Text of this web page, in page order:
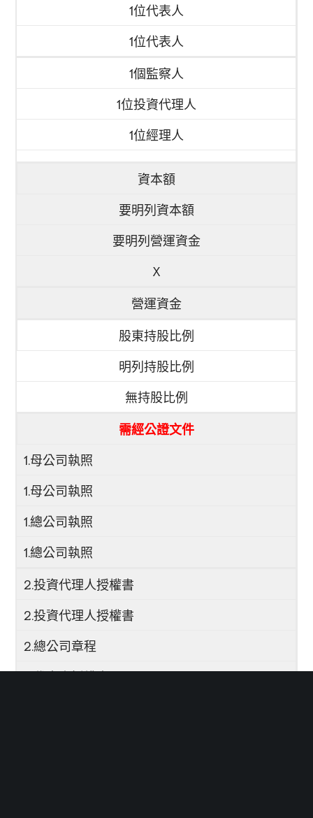
1位代表人
1位代表人
1個監察人
1位投資代理人
1位經理人
資本額
要明列資本額
要明列營運資金
X
營運資金
股東持股比例
明列持股比例
無持股比例
需經公證文件
1.母公司執照
1.母公司執照
1.總公司執照
1.總公司執照
2.投資代理人授權書
2.投資代理人授權書
2.總公司章程
2.代表人授權書